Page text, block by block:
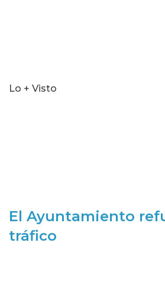
Lo + Visto
El Ayuntamiento
tráfico